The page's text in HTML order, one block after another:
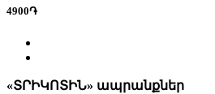
4900֏
«ՏՐԻԿՈՏԻՆ» ապրանքներ